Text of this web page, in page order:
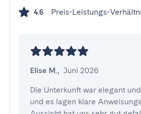
4.6 Preis-Leistungs-
Elise M., Juni 2026
Die Unterkunft war elegant
und es lagen klare